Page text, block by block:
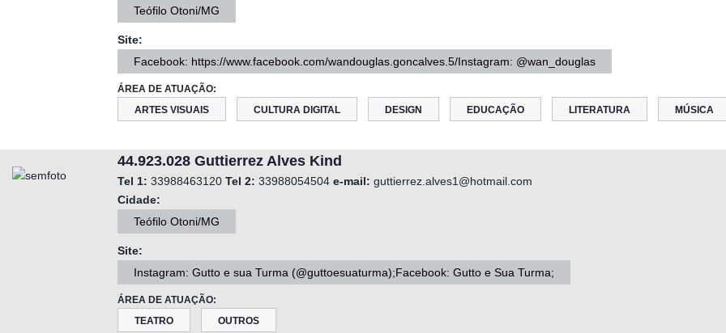
Teófilo Otoni/MG
Site:
Facebook: https://www.facebook.com/wandouglas.goncalves.5/Instagram: @wan_douglas
ÁREA DE ATUAÇÃO:
ARTES VISUAIS
CULTURA DIGITAL DESIGN EDUCAÇÃO LITERATURA MÚSICA
44.923.028 Guttierrez Alves Kind
Tel 1: 33988463120 Tel 2: 33988054504 e-mail: guttierrez.alves1@hotmail.com
Cidade:
Teófilo Otoni/MG
Site:
Instagram: Gutto e sua Turma (@guttoesuaturma);Facebook: Gutto e Sua Turma;
ÁREA DE ATUAÇÃO:
TEATRO
OUTROS